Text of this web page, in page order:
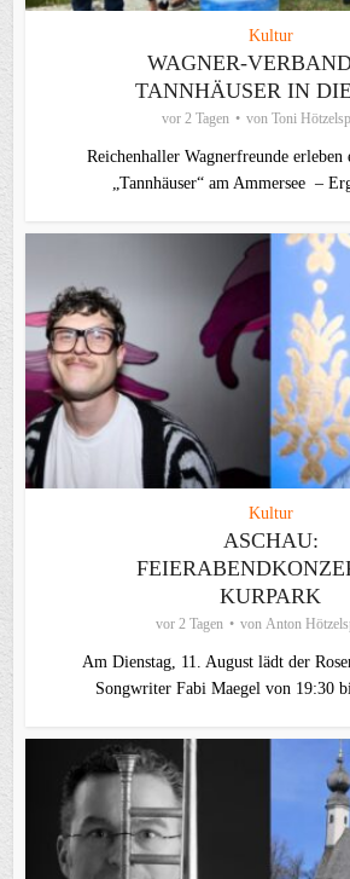
Kultur
WAGNER-
TANNHÄUSER IN
vor 2 Tagen von Toni
Reichenhaller Wagnerfreunde erleben
„Tannhäuser“ am Ammersee –
Kultur
ASCHAU:
KURPARK
vor 2 Tagen von Anton
Am Dienstag, 11. August lädt der
Songwriter Fabi Maegel von 19:30